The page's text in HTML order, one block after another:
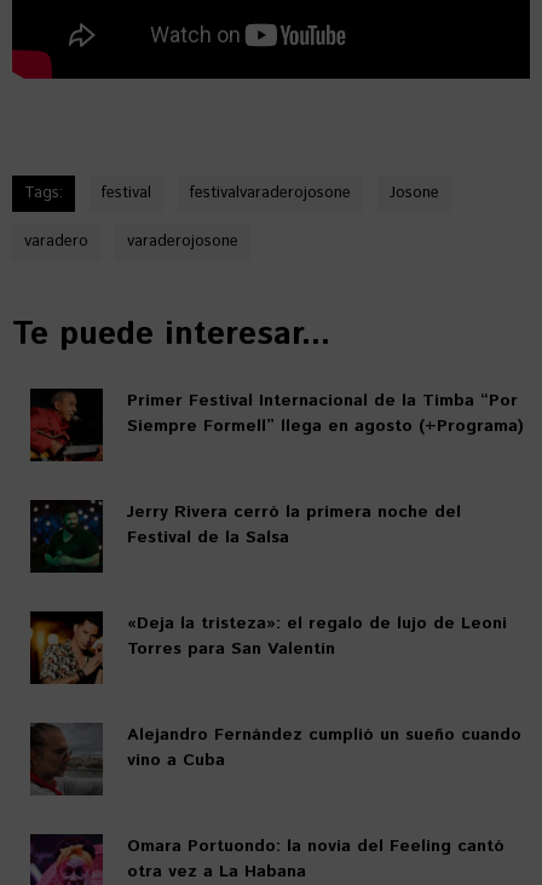
Tags: festival festivalvaraderojosone Josone
varadero varaderojosone
Te puede interesar...
Primer Festival Internacional de la Timba “Por
Siempre Formell” llega en agosto (+Programa)
Jerry Rivera cerró la primera noche del
Festival de la Salsa
«Deja la tristeza»: el regalo de lujo de Leoni
Torres para San Valentín
Alejandro Fernández cumplió un sueño cuando
vino a Cuba
Omara Portuondo: la novia del Feeling cantó
otra vez a La Habana